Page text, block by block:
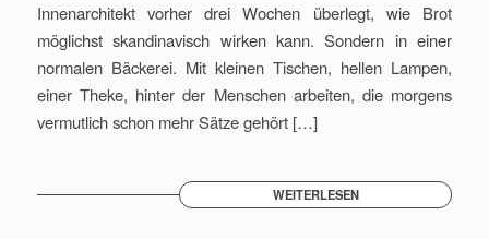
Innenarchitekt vorher drei Wochen überlegt, wie Brot
möglichst skandinavisch wirken kann. Sondern in einer
normalen Bäckerei. Mit kleinen Tischen, hellen Lampen,
einer Theke, hinter der Menschen arbeiten, die morgens
vermutlich schon mehr Sätze gehört […]
WEITERLESEN